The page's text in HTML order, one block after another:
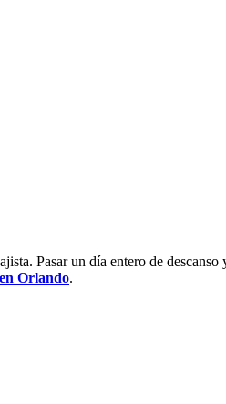
Pasar un día entero de
Orlando.